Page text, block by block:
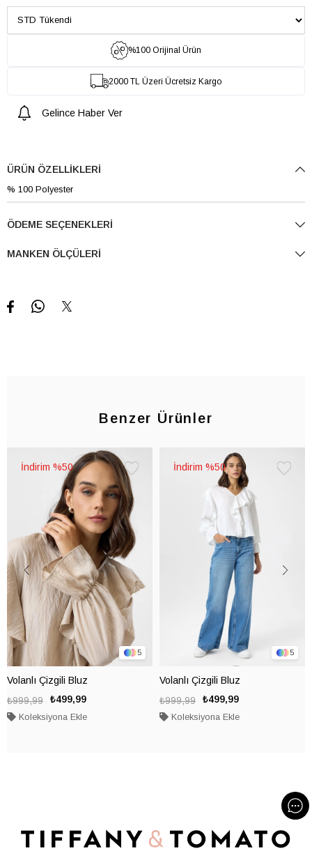
%100 Orijinal Ürün
2000 TL Üzeri Ücretsiz Kargo
Gelince Haber Ver
ÜRÜN ÖZELLIKLERI
% 100 Polyester
ÖDEME SEÇENEKLERI
MANKEN ÖLÇÜLERI
Benzer Ürünler
5
Volanlı Çizgili Bluz
₺499,99
₺999,99
Koleksiyona Ekle
Favorilere
Ekle
%50
5
Volanlı Çizgili Bluz
₺499,99
₺999,99
Koleksiyona Ekle
%50